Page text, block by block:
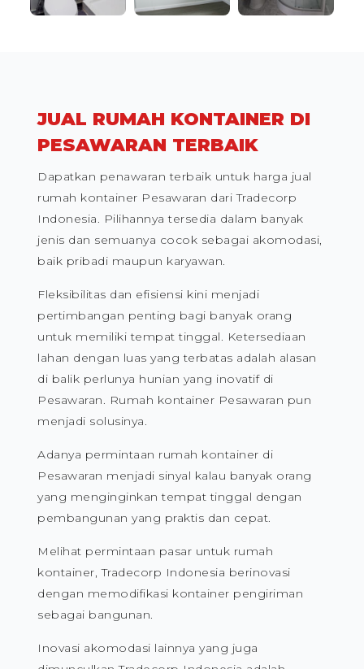
JUAL RUMAH KONTAINER DI
PESAWARAN TERBAIK
Dapatkan penawaran terbaik untuk harga jual
rumah kontainer Pesawaran dari Tradecorp
Indonesia. Pilihannya tersedia dalam banyak
jenis dan semuanya cocok sebagai akomodasi,
baik pribadi maupun karyawan.
Fleksibilitas dan efisiensi kini menjadi
pertimbangan penting bagi banyak orang
untuk memiliki tempat tinggal. Ketersediaan
lahan dengan luas yang terbatas adalah alasan
di balik perlunya hunian yang inovatif di
Pesawaran. Rumah kontainer Pesawaran pun
menjadi solusinya.
Adanya permintaan rumah kontainer di
Pesawaran menjadi sinyal kalau banyak orang
yang menginginkan tempat tinggal dengan
pembangunan yang praktis dan cepat.
Melihat permintaan pasar untuk rumah
kontainer, Tradecorp Indonesia berinovasi
dengan memodifikasi kontainer pengiriman
sebagai bangunan.
Inovasi akomodasi lainnya yang juga